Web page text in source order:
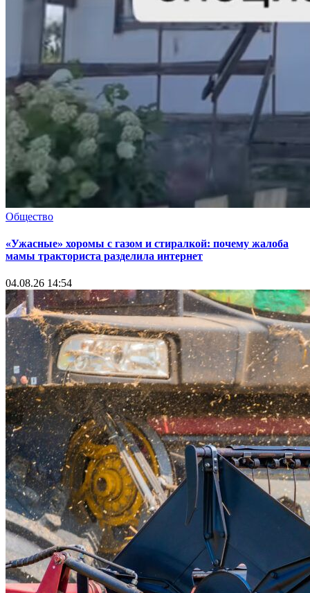
Общество
«Ужасные» хоромы с газом и стиралкой: почему жалоба
мамы тракториста разделила интернет
04.08.26 14:54